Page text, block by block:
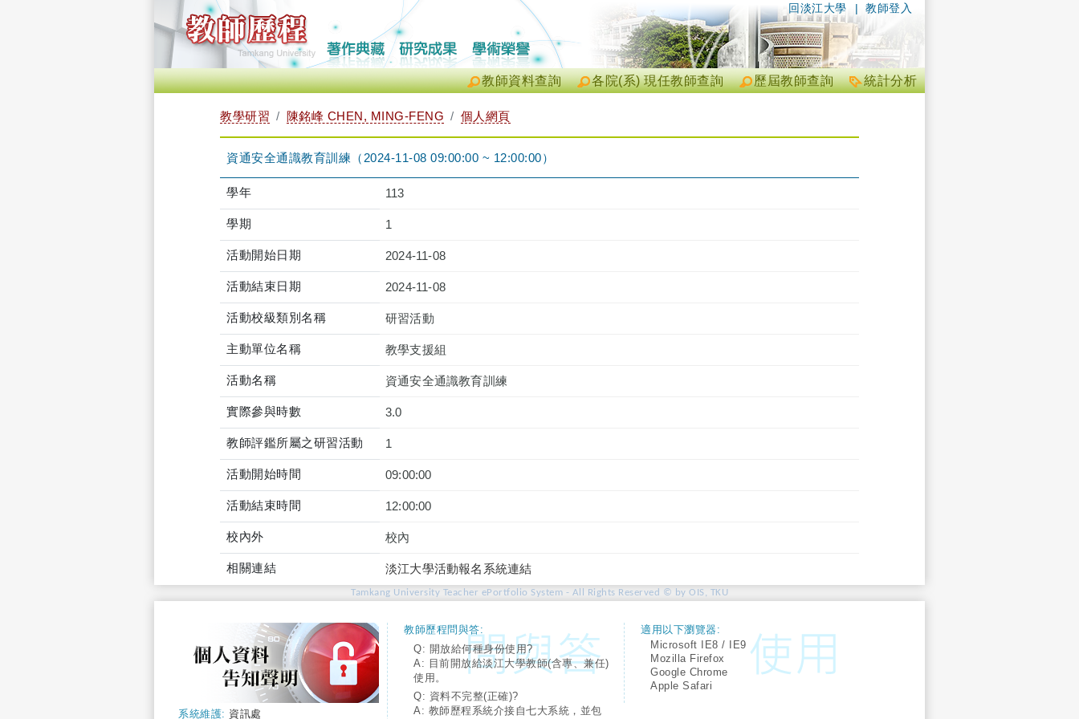
| 教師登入
回淡江大學
統計分析
歷屆教師查詢
各院(系) 現任教師查詢
教師資料查詢
教學研習 陳銘峰 CHEN, MING-FENG 個人網頁
資通安全通識教育訓練（2024-11-08 09:00:00 ~ 12:00:00）
學年 113
學期 1
活動開始日期 2024-11-08
活動結束日期 2024-11-08
活動校級類別名稱 研習活動
主動單位名稱 教學支援組
活動名稱 資通安全通識教育訓練
實際參與時數 3.0
教師評鑑所屬之研習活動 1
活動開始時間 09:00:00
活動結束時間 12:00:00
校內外 校內
相關連結 淡江大學活動報名系統連結
Tamkang University Teacher ePortfolio System - All Rights Reserved © by OIS, TKU
系統維護: 資訊處
教師歷程問與答:
Q: 開放給何種身份使用?
A: 目前開放給淡江大學教師(含專、兼任)
使用。
Q: 資料不完整(正確)?
A: 教師歷程系統介接自七大系統，並包
適用以下瀏覽器:
Microsoft IE8 / IE9
Mozilla Firefox
Google Chrome
Apple Safari